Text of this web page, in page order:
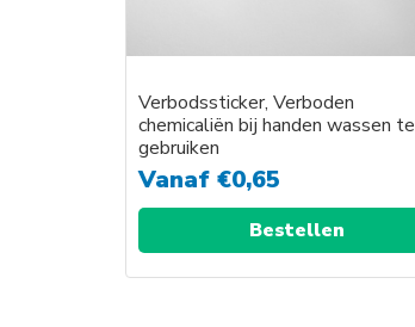
Verbodssticker, Verboden
chemicaliën bij handen wassen te
gebruiken
Vanaf€0,65
Bestellen